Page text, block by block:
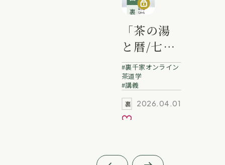
裏千家講義動画
「茶の湯
と暦/七事
式から」
冨士田宗
啓 業躰
裏千家オンライン
茶道学
講義
2026.04.01
お気に入り